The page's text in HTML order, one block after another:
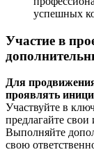
успешных
Участие в
Для
проявлять
Участвуйте в
предлагайте
Выполняйте
свою